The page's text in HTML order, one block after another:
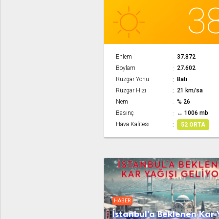
Enlem
37.872
Boylam
27.602
Rüzgar Yönü
Batı
Rüzgar Hızı
21 km/sa
Nem
% 26
Basınç
↔ 1006 mb
Hava Kalitesi
52 ORTA
HABER
İstanbul'a Beklenen Kar